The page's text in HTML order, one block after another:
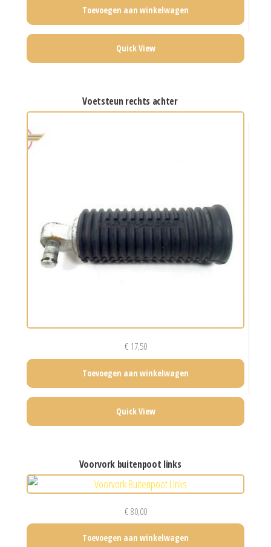
Toevoegen aan winkelwagen
Quick View
voetsteun rechts achter
€17,50
Toevoegen aan winkelwagen
Quick View
voorvork buitenpoot links
€80,00
Toevoegen aan winkelwagen